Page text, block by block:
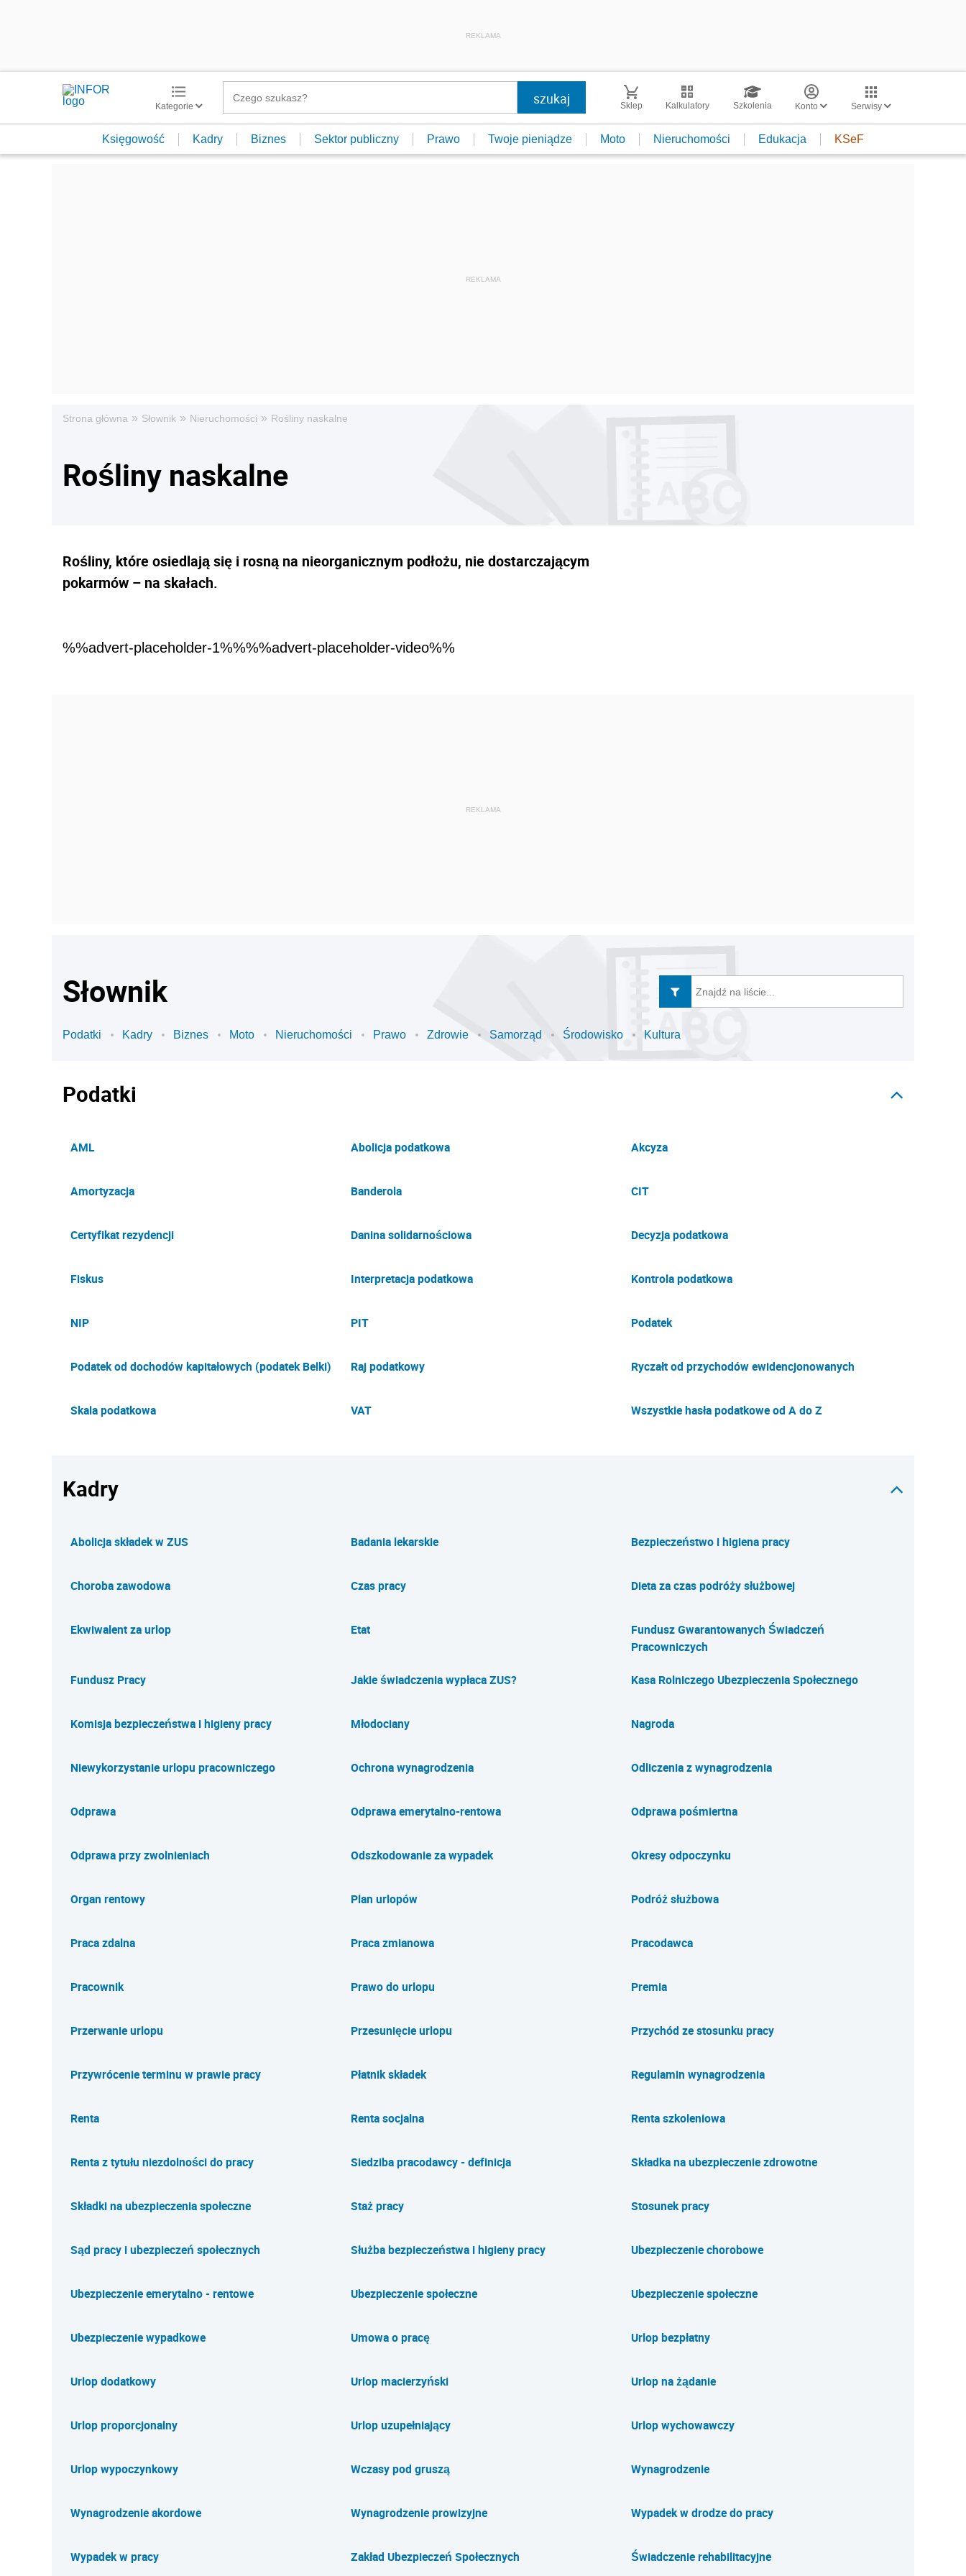
REKLAMA
Kategorie Sklep Kalkulatory Szkolenia Konto Serwisy
Księgowość Kadry Biznes Sektor publiczny Prawo Twoje pieniądze Moto Nieruchomości Edukacja KSeF
Strona główna » Słownik » Nieruchomości » Rośliny naskalne
Rośliny naskalne
Rośliny, które osiedlają się i rosną na nieorganicznym podłożu, nie dostarczającym
pokarmów – na skałach.
%%advert-placeholder-1%%%%advert-placeholder-video%%
Słownik
Podatki Kadry Biznes Moto Nieruchomości Prawo Zdrowie Samorząd Środowisko Kultura
Podatki
AML Abolicja podatkowa Akcyza
Amortyzacja Banderola CIT
Certyfikat rezydencji Danina solidarnościowa Decyzja podatkowa
Fiskus Interpretacja podatkowa Kontrola podatkowa
NIP PIT Podatek
Podatek od dochodów kapitałowych (podatek Belki) Raj podatkowy Ryczałt od przychodów ewidencjonowanych
Skala podatkowa VAT Wszystkie hasła podatkowe od A do Z
Kadry
Abolicja składek w ZUS Badania lekarskie Bezpieczeństwo i higiena pracy
Choroba zawodowa Czas pracy Dieta za czas podróży służbowej
Ekwiwalent za urlop Etat
Fundusz Gwarantowanych Świadczeń
Pracowniczych
Fundusz Pracy Jakie świadczenia wypłaca ZUS? Kasa Rolniczego Ubezpieczenia Społecznego
Komisja bezpieczeństwa i higieny pracy Młodociany Nagroda
Niewykorzystanie urlopu pracowniczego Ochrona wynagrodzenia Odliczenia z wynagrodzenia
Odprawa Odprawa emerytalno-rentowa Odprawa pośmiertna
Odprawa przy zwolnieniach Odszkodowanie za wypadek Okresy odpoczynku
Organ rentowy Plan urlopów Podróż służbowa
Praca zdalna Praca zmianowa Pracodawca
Pracownik Prawo do urlopu Premia
Przerwanie urlopu Przesunięcie urlopu Przychód ze stosunku pracy
Przywrócenie terminu w prawie pracy Płatnik składek Regulamin wynagrodzenia
Renta Renta socjalna Renta szkoleniowa
Renta z tytułu niezdolności do pracy Siedziba pracodawcy - definicja Składka na ubezpieczenie zdrowotne
Składki na ubezpieczenia społeczne Staż pracy Stosunek pracy
Sąd pracy i ubezpieczeń społecznych Służba bezpieczeństwa i higieny pracy Ubezpieczenie chorobowe
Ubezpieczenie emerytalno - rentowe Ubezpieczenie społeczne Ubezpieczenie społeczne
Ubezpieczenie wypadkowe Umowa o pracę Urlop bezpłatny
Urlop dodatkowy Urlop macierzyński Urlop na żądanie
Urlop proporcjonalny Urlop uzupełniający Urlop wychowawczy
Urlop wypoczynkowy Wczasy pod gruszą Wynagrodzenie
Wynagrodzenie akordowe Wynagrodzenie prowizyjne Wypadek w drodze do pracy
Wypadek w pracy Zakład Ubezpieczeń Społecznych Świadczenie rehabilitacyjne